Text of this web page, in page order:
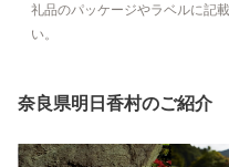
礼品のパッケージやラベルに記
い。
奈良県明日香村のご紹介